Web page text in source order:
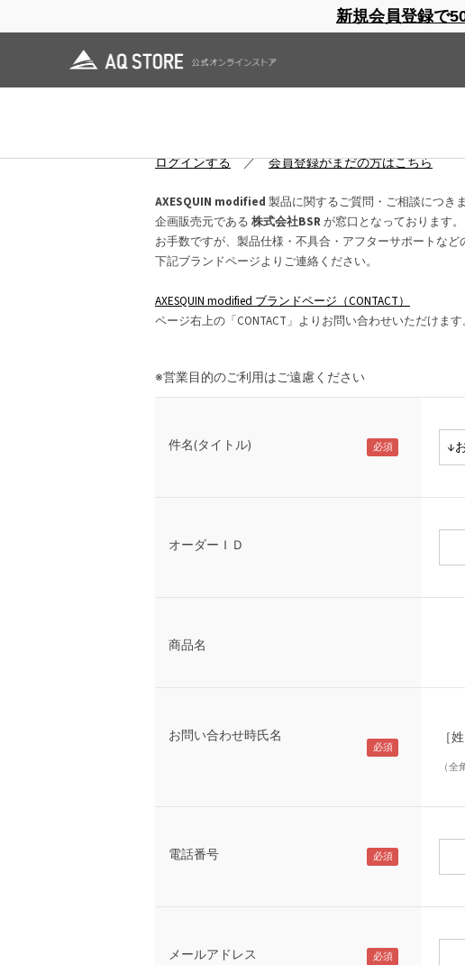
新規会員登録で
ブランドサイト
スリーピングマット バック
お問い合わせ
ログインする／会員登録がまだの方はこちら
AXESQUIN modified 製品に関するご質問・ご相談につきま
企画販売元である 株式会社BSRが窓口となっております。
お手数ですが、製品仕様・不具合・アフターサポートなど
下記ブランドページよりご連絡ください。
AXESQUIN modified ブランドページ（CONTACT）
ページ右上の「CONTACT」よりお問い合わせいただけます。
※営業目的のご利用はご遠慮ください
件名(タイトル)
オーダーＩＤ
商品名
お問い合わせ時氏名 ［姓
（
電話番号
メールアドレス